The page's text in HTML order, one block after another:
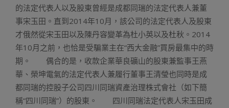
的法定代表人以及股東曾經是成都同瑞的法定代表人兼董
事宋玉田。直到2014年10月，該公司的法定代表人及股東
才俄然從宋玉田以及陳丹容變革為杜小英以及杜秋。2014
年10月之前，也恰是受騙業主在“西大金融”買房最集中的時
期。 偶合的是，收款企業華良礦山的股東兼監事王燕
華、榮坤電氣的法定代表人兼履行董事王清瑩也同時是成
都同瑞的控股子公司四川同瑞資產治理株式會社（如下簡
稱“四川同瑞”）的股東。 四川同瑞法定代表人宋玉田成